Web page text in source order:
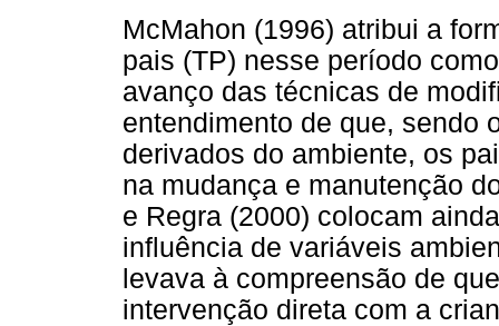
McMahon (1996) atribui a
pais (TP) nesse período
avanço das técnicas de
entendimento de que, sendo
derivados do ambiente, os
na mudança e manutenção
e Regra (2000) colocam
influência de variáveis
levava à compreensão de
intervenção direta com a